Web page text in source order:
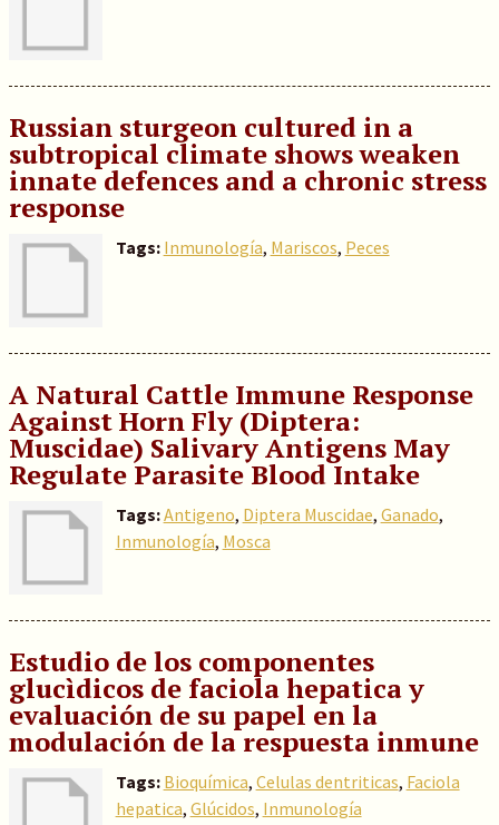
Russian sturgeon cultured in a
subtropical climate shows weaken
innate defences and a chronic stress
response
Tags: Inmunología, Mariscos, Peces
A Natural Cattle Immune Response
Against Horn Fly (Diptera:
Muscidae) Salivary Antigens May
Regulate Parasite Blood Intake
Tags:Antigeno, Diptera Muscidae, Ganado,
Inmunología, Mosca
Estudio de los componentes
glucìdicos de faciola hepatica y
evaluación de su papel en la
modulación de la respuesta inmune
Tags: Bioquímica, Celulas dentriticas, Faciola
hepatica, Glúcidos, Inmunología